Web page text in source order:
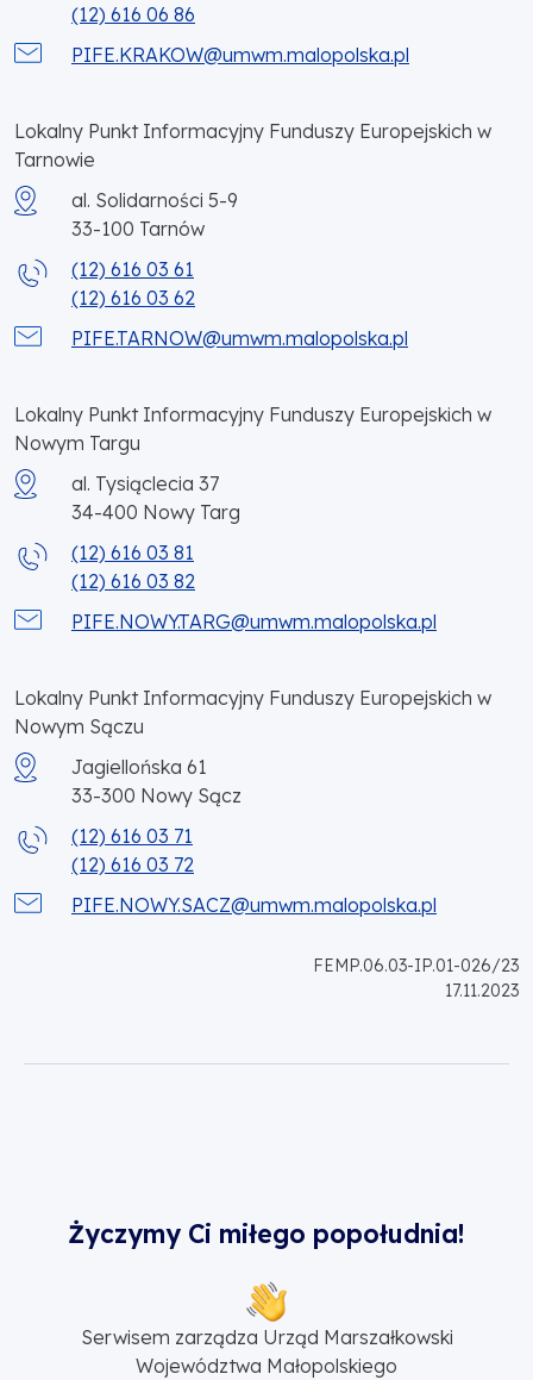
(12) 616 06 86
PIFE.KRAKOW@umwm.malopolska.pl
Lokalny Punkt Informacyjny Funduszy Europejskich w
Tarnowie
al. Solidarności 5-9
33-100 Tarnów
(12) 616 03 61
(12) 616 03 62
PIFE.TARNOW@umwm.malopolska.pl
Lokalny Punkt Informacyjny Funduszy Europejskich w
Nowym Targu
al. Tysiąclecia 37
34-400 Nowy Targ
(12) 616 03 81
(12) 616 03 82
PIFE.NOWY.TARG@umwm.malopolska.pl
Lokalny Punkt Informacyjny Funduszy Europejskich w
Nowym Sączu
Jagiellońska 61
33-300 Nowy Sącz
(12) 616 03 71
(12) 616 03 72
PIFE.NOWY.SACZ@umwm.malopolska.pl
FEMP.06.03-IP.01-026/23
17.11.2023
Życzymy Ci miłego popołudnia!
Serwisem zarządza Urząd Marszałkowski
Województwa Małopolskiego